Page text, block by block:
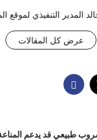
المدير التنفيذي لموقع
عرض كل المقالات
طبيعي قد يدعم